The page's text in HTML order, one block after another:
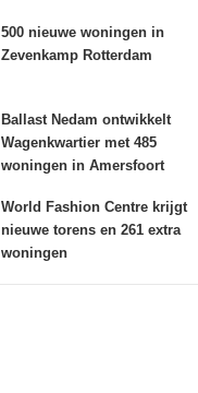
500 nieuwe woningen in
Zevenkamp Rotterdam
Ballast Nedam ontwikkelt
Wagenkwartier met 485
woningen in Amersfoort
World Fashion Centre krijgt
nieuwe torens en 261 extra
woningen